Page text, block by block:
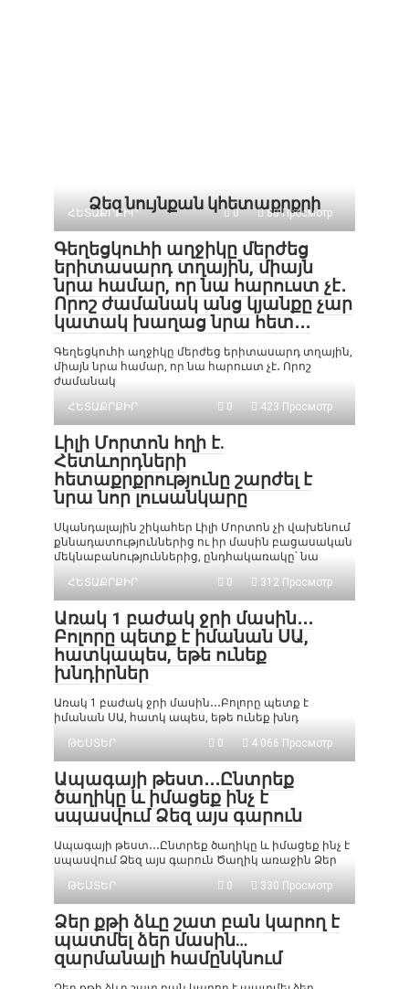
Ձեզ նույնքան կհետաքրքրի
ՀԵՏԱՔՐՔԻՐ 0 80 Просмотр
Գեղեցկուհի աղջիկը մերժեց
երիտասարդ տղային, միայն
նրա համար, որ նա հարուստ չէ․
Որոշ ժամանակ անց կյանքը չար
կատակ խաղաց նրա հետ․․․
Գեղեցկուհի աղջիկը մերժեց երիտասարդ տղային,
միայն նրա համար, որ նա հարուստ չէ․ Որոշ
ժամանակ
ՀԵՏԱՔՐՔԻՐ
0 423 Просмотр
Լիլի Մորտոն հղի է.
Հետևորդների
հետաքրքրությունը շարժել է
նրա նոր լուսանկարը
Սկանդալային շիկահեր Լիլի Մորտոն չի վախենում
քննադատություններից ու իր մասին բացասական
մեկնաբանություններից, ընդհակառակը՝ նա
ՀԵՏԱՔՐՔԻՐ
0 312 Просмотр
Առակ 1 բաժակ ջրի մասին․․․
Բոլորը պետք է իմանան ՍԱ,
հատկապես, եթե ունեք
խնդիրներ
Առակ 1 բաժակ ջրի մասին․․․Բոլորը պետք է
իմանան ՍԱ, հատկ ապես, եթե ունեք խնդ
ԹԵՍՏԵՐ
0 4 066 Просмотр
Ապագայի թեստ․․․Ընտրեք
ծաղիկը և իմացեք ինչ է
սպասվում Ձեզ այս գարուն
Ապագայի թեստ․․․Ընտրեք ծաղիկը և իմացեք ինչ է
սպասվում Ձեզ այս գարուն Ծաղիկ առաջին Ձեր
ԹԵՍՏԵՐ
0 330 Просмотр
Ձեր քթի ձևը շատ բան կարող է
պատմել ձեր մասին…
զարմանալի համընկնում